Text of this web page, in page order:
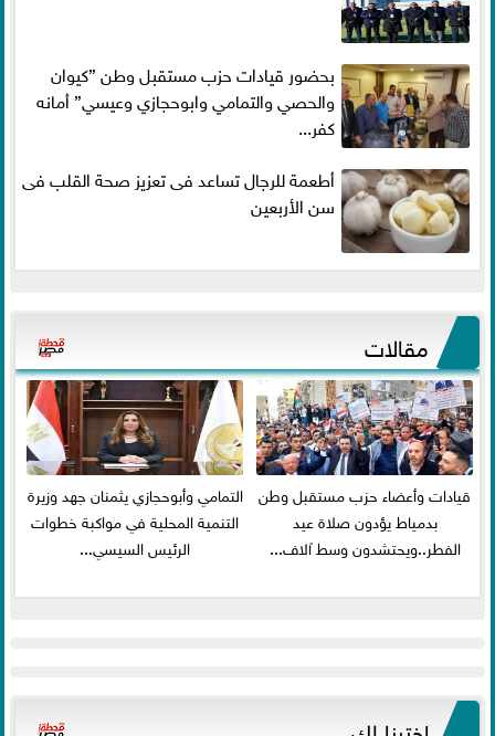
بحضور قيادات حزب مستقبل وطن ”كيوان
والحصي والتمامي وابوحجازي وعيسي” أمانه
كفر...
أطعمة للرجال تساعد فى تعزيز صحة القلب فى
سن الأربعين
مقالات
قيادات وأعضاء حزب مستقبل وطن
بدمياط يؤدون صلاة عيد
الفطر..ويحتشدون وسط آلاف...
التمامي وأبوحجازي يثمنان جهد وزيرة
التنمية المحلية في مواكبة خطوات
الرئيس السيسي...